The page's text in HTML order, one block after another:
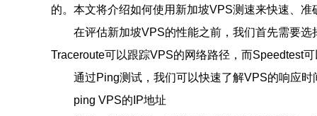
的。本文将介绍如何使用新加坡VPS测速来快速、
在评估新加坡VPS的性能之前，我们首先需要
Traceroute可以跟踪VPS的网络路径，而Speedtest
通过Ping测试，我们可以快速了解VPS的响应
ping VPS的IP地址